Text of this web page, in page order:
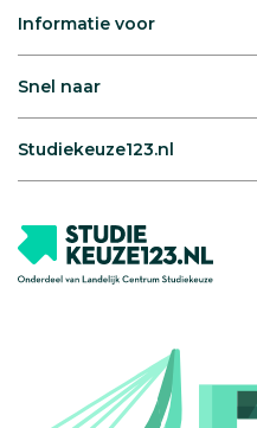
Informatie voor
Snel naar
Studiekeuze123.nl